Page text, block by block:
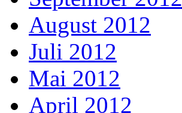
August 2012
Juli 2012
Mai 2012
April 2012